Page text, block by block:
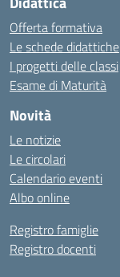
Offerta formativa
Le schede didattiche
I progetti delle classi
Esame di Maturità
Novità
Le notizie
Le circolari
Calendario eventi
Albo online
Registro famiglie
Registro docenti